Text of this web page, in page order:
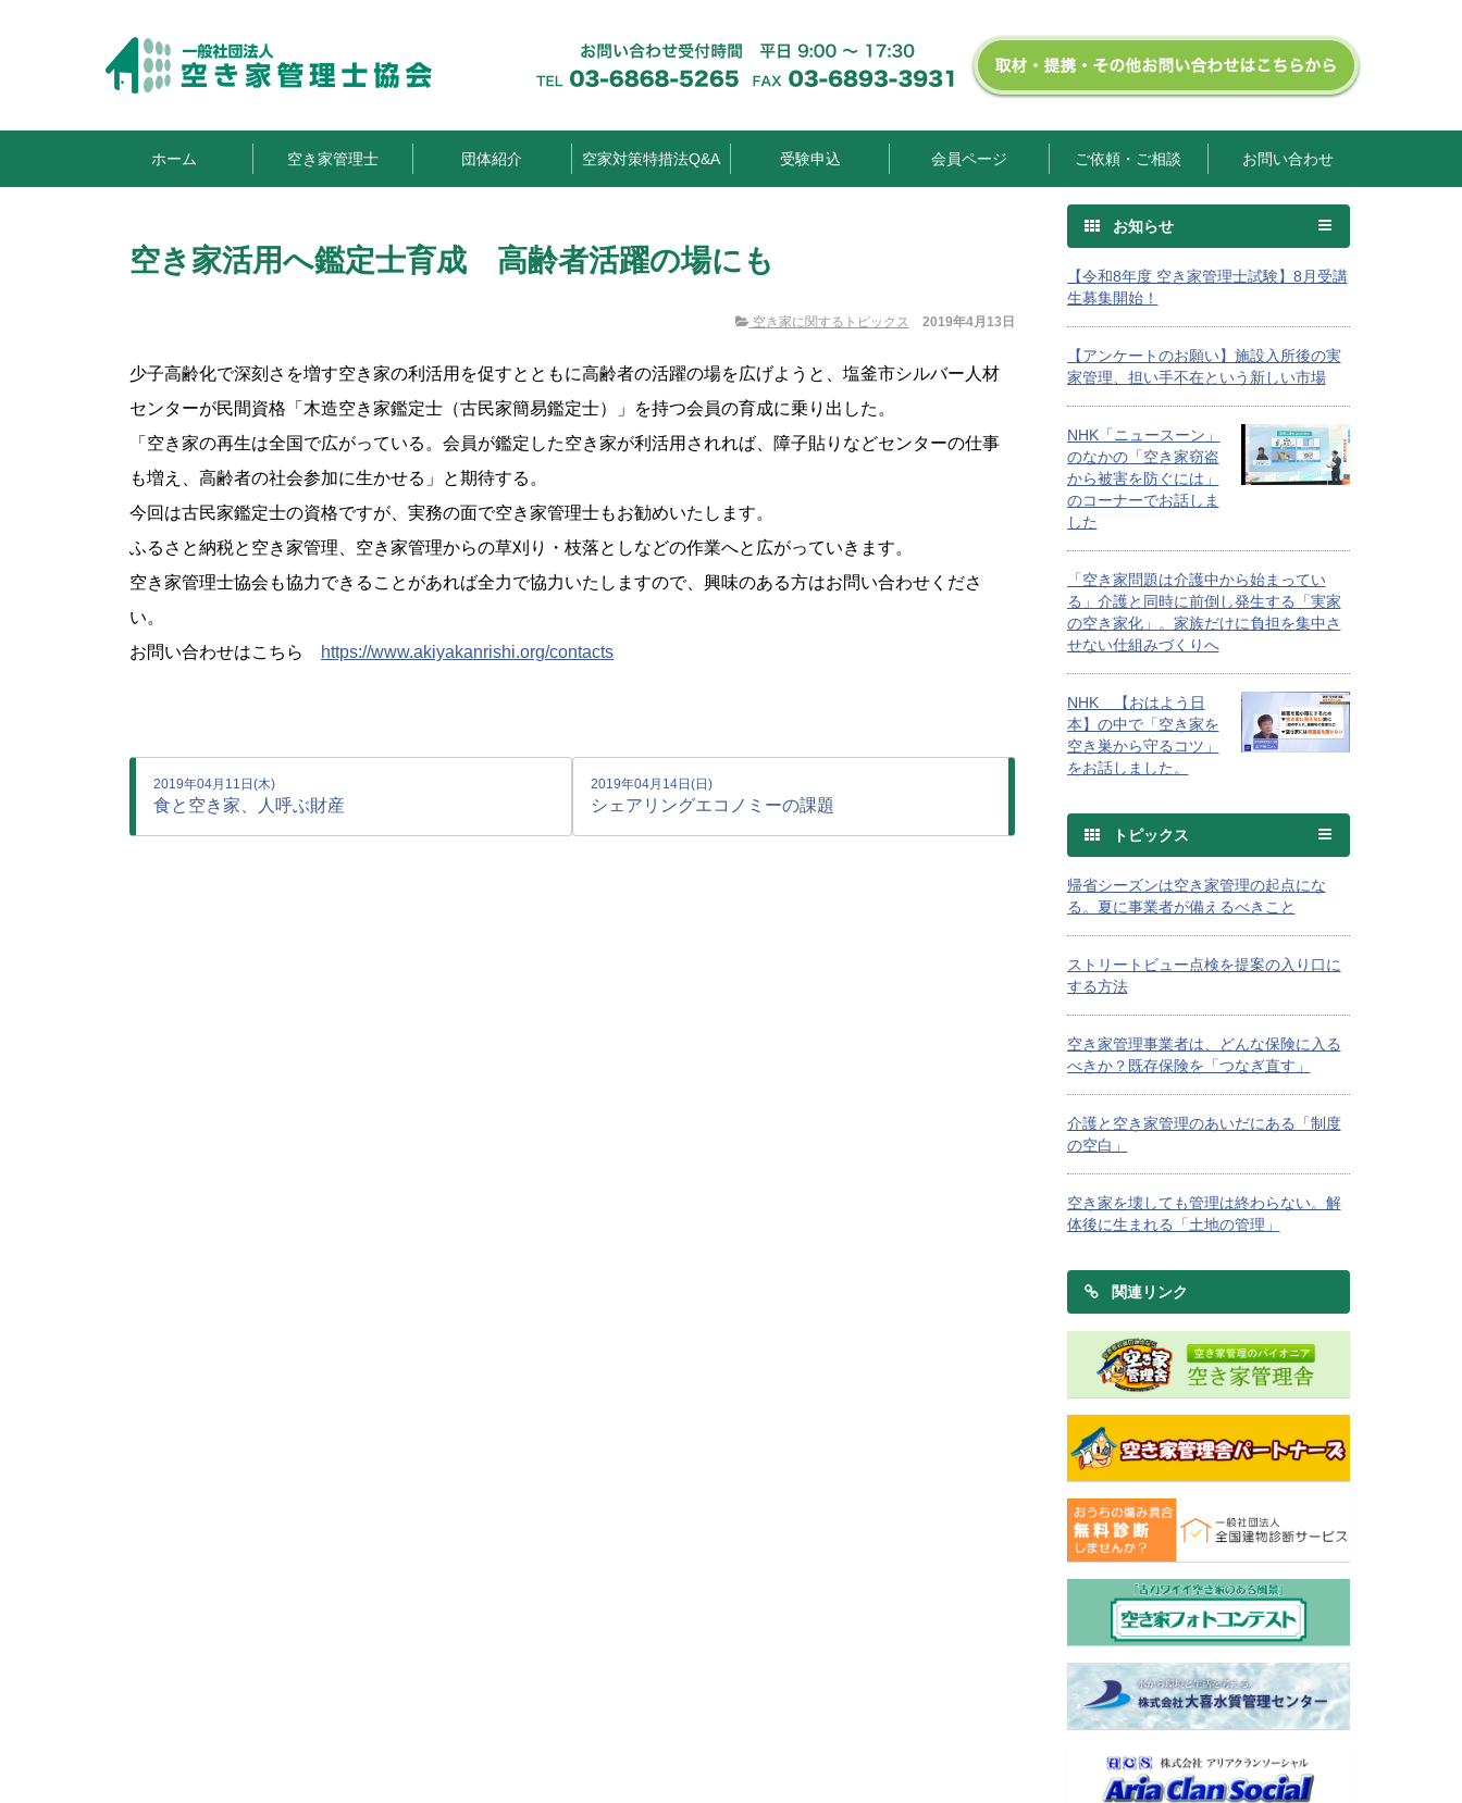
ホーム 空き家管理士 団体紹介 空家対策特措法Q&A 受験申込 会員ページ ご依頼・ご相談 お問い合わせ
空き家活用へ鑑定士育成 高齢者活躍の場にも
空き家に関するトピックス 2019年4月13日
少子高齢化で深刻さを増す空き家の利活用を促すとともに高齢者の活躍の場を広げようと、塩釜市シルバー人材
センターが民間資格「木造空き家鑑定士（古民家簡易鑑定士）」を持つ会員の育成に乗り出した。
「空き家の再生は全国で広がっている。会員が鑑定した空き家が利活用されれば、障子貼りなどセンターの仕事
も増え、高齢者の社会参加に生かせる」と期待する。
今回は古民家鑑定士の資格ですが、実務の面で空き家管理士もお勧めいたします。
ふるさと納税と空き家管理、空き家管理からの草刈り・枝落としなどの作業へと広がっていきます。
空き家管理士協会も協力できることがあれば全力で協力いたしますので、興味のある方はお問い合わせくださ
い。
お問い合わせはこちら
https://www.akiyakanrishi.org/contacts
2019年04月11日(木)
食と空き家、人呼ぶ財産
2019年04月14日(日)
シェアリングエコノミーの課題
お知らせ
【令和8年度 空き家管理士試験】8月受講
生募集開始！
【アンケートのお願い】施設入所後の実
家管理、担い手不在という新しい市場
NHK「ニュースーン」
のなかの「空き家窃盗
から被害を防ぐには」
のコーナーでお話しま
した
「空き家問題は介護中から始まってい
る」介護と同時に前倒し発生する「実家
の空き家化」。家族だけに負担を集中さ
せない仕組みづくりへ
NHK 【おはよう日
本】の中で「空き家を
空き巣から守るコツ」
をお話しました。
トピックス
帰省シーズンは空き家管理の起点にな
る。夏に事業者が備えるべきこと
ストリートビュー点検を提案の入り口に
する方法
空き家管理事業者は、どんな保険に入る
べきか？既存保険を「つなぎ直す」
介護と空き家管理のあいだにある「制度
の空白」
空き家を壊しても管理は終わらない。解
体後に生まれる「土地の管理」
関連リンク